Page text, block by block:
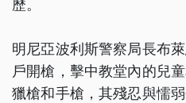
歷。
明尼亞波利斯警察局長布
戶開槍，擊中教堂內的兒
獵槍和手槍，其殘忍與懦